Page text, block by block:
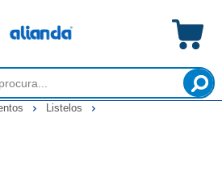
Listelos